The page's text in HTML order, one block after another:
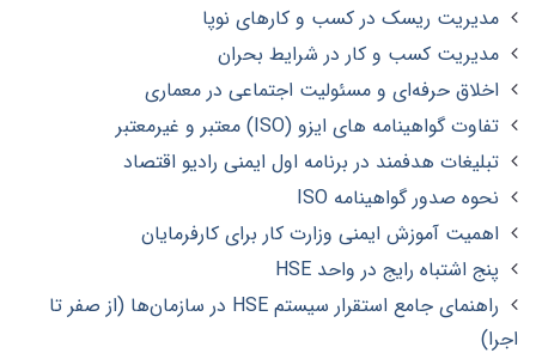
مدیریت ریسک در کسب‌ و کارهای نوپا
مدیریت کسب و کار در شرایط بحران
اخلاق حرفه‌ای و مسئولیت اجتماعی در معماری
تفاوت گواهینامه های ایزو (ISO) معتبر و غیرمعتبر
تبلیغات هدفمند در برنامه اول ایمنی رادیو اقتصاد
نحوه صدور گواهینامه ISO
اهمیت آموزش ایمنی وزارت کار برای کارفرمایان
پنج اشتباه رایج در واحد HSE
راهنمای جامع استقرار سیستم HSE در سازمان‌ها (از صفر تا
اجرا)